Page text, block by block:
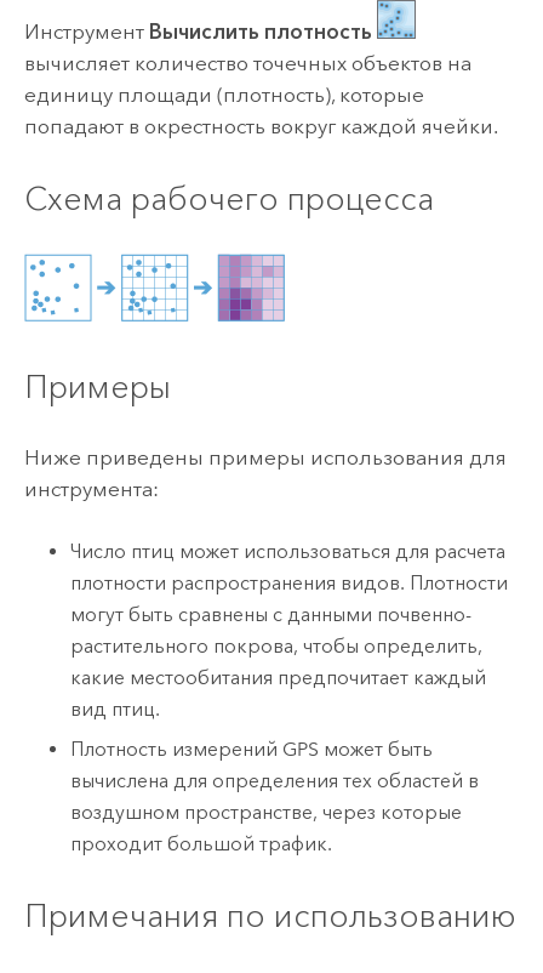
Инструмент Вычислить плотность
вычисляет количество точечных объектов на
единицу площади (плотность), которые
попадают в окрестность вокруг каждой ячейки.
Схема рабочего процесса
Примеры
Ниже приведены примеры использования для
инструмента:
Число птиц может использоваться для расчета
плотности распространения видов. Плотности
могут быть сравнены с данными почвенно-
растительного покрова, чтобы определить,
какие местообитания предпочитает каждый
вид птиц.
Плотность измерений GPS может быть
вычислена для определения тех областей в
воздушном пространстве, через которые
проходит большой трафик.
Примечания по использованию